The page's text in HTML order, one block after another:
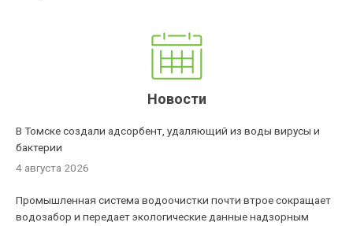
Новости
В Томске создали адсорбент, удаляющий из воды вирусы и
бактерии
4 августа 2026
Промышленная система водоочистки почти втрое сокращает
водозабор и передает экологические данные надзорным